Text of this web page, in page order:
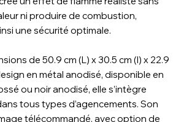
ni produire de combustion,
une sécurité optimale.
de 50.9 cm (L) x 30.5 cm (l) x 22.9
en métal anodisé, disponible en
ou noir anodisé, elle s’intègre
tous types d’agencements. Son
télécommandé, avec option de